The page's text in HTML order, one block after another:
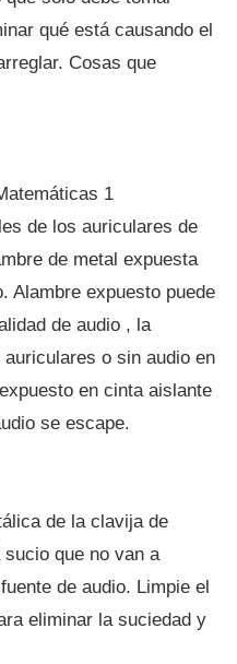
qué está causando el
Cosas que
1
de los auriculares de
de metal expuesta
Alambre expuesto puede
de audio , la
o sin audio en
en cinta aislante
se escape.
de la clavija de
que no van a
de audio. Limpie el
eliminar la suciedad y